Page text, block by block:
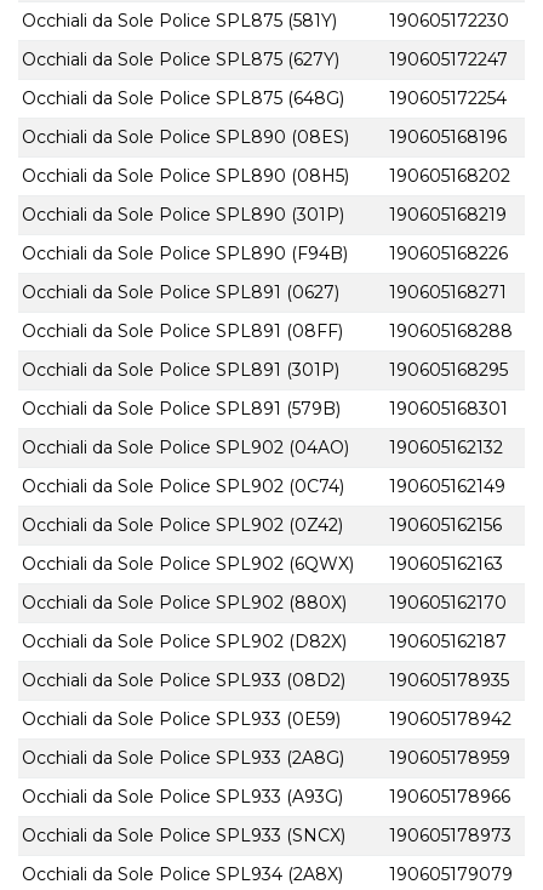
Occhiali da Sole Police SPL875 (581Y)
190605172230
Occhiali da Sole Police SPL875 (627Y)
190605172247
Occhiali da Sole Police SPL875 (648G)
190605172254
Occhiali da Sole Police SPL890 (08ES)
190605168196
Occhiali da Sole Police SPL890 (08H5)
190605168202
Occhiali da Sole Police SPL890 (301P)
190605168219
Occhiali da Sole Police SPL890 (F94B)
190605168226
Occhiali da Sole Police SPL891 (0627)
190605168271
Occhiali da Sole Police SPL891 (08FF)
190605168288
Occhiali da Sole Police SPL891 (301P)
190605168295
Occhiali da Sole Police SPL891 (579B)
190605168301
Occhiali da Sole Police SPL902 (04AO)
190605162132
Occhiali da Sole Police SPL902 (0C74)
190605162149
Occhiali da Sole Police SPL902 (0Z42)
190605162156
Occhiali da Sole Police SPL902 (6QWX)
190605162163
Occhiali da Sole Police SPL902 (880X)
190605162170
Occhiali da Sole Police SPL902 (D82X)
190605162187
Occhiali da Sole Police SPL933 (08D2)
190605178935
Occhiali da Sole Police SPL933 (0E59)
190605178942
Occhiali da Sole Police SPL933 (2A8G)
190605178959
Occhiali da Sole Police SPL933 (A93G)
190605178966
Occhiali da Sole Police SPL933 (SNCX)
190605178973
Occhiali da Sole Police SPL934 (2A8X)
190605179079